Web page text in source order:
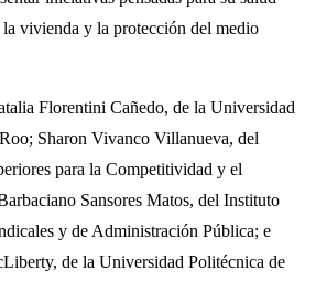
la vivienda y la protección del medio
Florentini Cañedo, de la Universidad
Sharon Vivanco Villanueva, del
para la Competitividad y el
Sansores Matos, del Instituto
y de Administración Pública; e
de la Universidad Politécnica de